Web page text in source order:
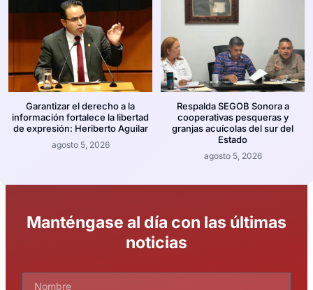
Garantizar el derecho a la
información fortalece la libertad
de expresión: Heriberto Aguilar
agosto 5, 2026
Respalda SEGOB Sonora a
cooperativas pesqueras y
granjas acuícolas del sur del
Estado
agosto 5, 2026
Manténgase al día con las últimas
noticias